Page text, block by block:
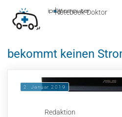
Notebook-Doktor
by
■
ipc-computer
bekommt keinen
2. Januar 2019
Redaktion